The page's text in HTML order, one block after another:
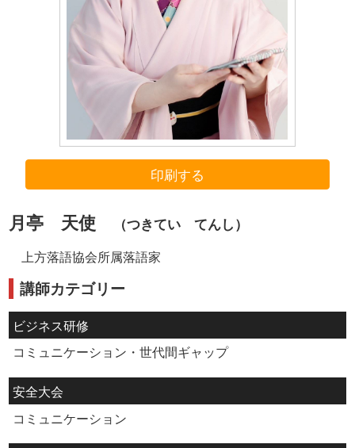
印刷する
月亭 天使 （つきてい てんし）
上方落語協会所属落語家
講師カテゴリー
ビジネス研修
コミュニケーション・世代間ギャップ
安全大会
コミュニケーション